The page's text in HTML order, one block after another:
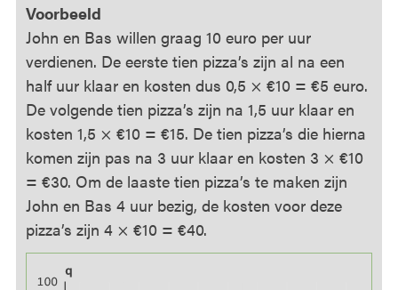
Voorbeeld
John en Bas willen graag 10 euro per uur
verdienen. De eerste tien pizza’s zijn al na een
half uur klaar en kosten dus 0,5 × €10 = €5 euro.
De volgende tien pizza’s zijn na 1,5 uur klaar en
kosten 1,5 × €10 = €15. De tien pizza’s die hierna
komen zijn pas na 3 uur klaar en kosten 3 × €10
= €30. Om de laaste tien pizza’s te maken zijn
John en Bas 4 uur bezig, de kosten voor deze
pizza’s zijn 4 × €10 = €40.